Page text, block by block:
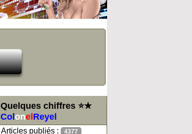
Quelques chiffres ⭐★
Col onel Reyel
Articles publiés : 4377